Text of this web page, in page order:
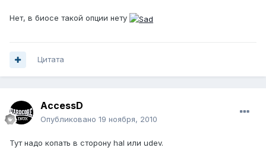
Нет, в биосе такой опции нету
Цитата
AccessD
Опубликовано 19 ноября, 2010
Тут надо копать в сторону hal или udev.